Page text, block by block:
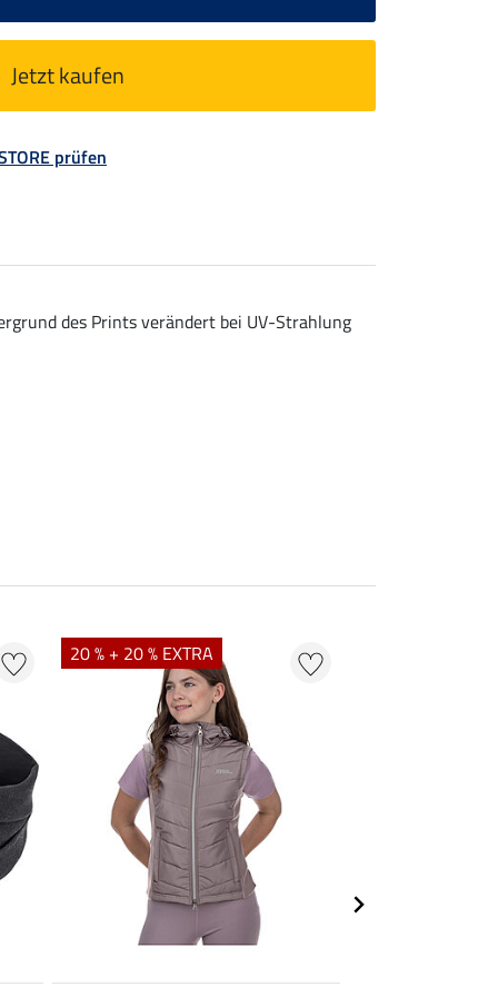
Jetzt kaufen
prüfen
des Prints verändert bei UV-Strahlung
20 % + 20 % EXTRA